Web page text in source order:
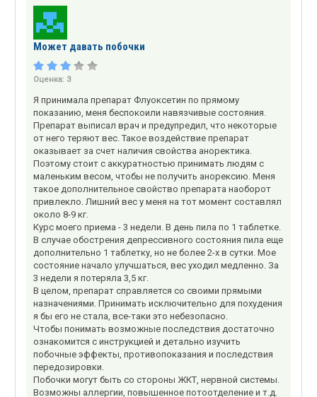
Может давать побочки
Оценка: 3
Я принимала препарат Флуоксетин по прямому
показанию, меня беспокоили навязчивые состояния.
Препарат выписал врач и предупредил, что некоторые
от него теряют вес. Такое воздействие препарат
оказывает за счет наличия свойства аноректика.
Поэтому стоит с аккуратностью принимать людям с
маленьким весом, чтобы не получить анорексию. Меня
такое дополнительное свойство препарата наоборот
привлекло. Лишний вес у меня на тот момент составлял
около 8-9 кг.
Курс моего приема - 3 недели. В день пила по 1 таблетке.
В случае обострения депрессивного состояния пила еще
дополнительно 1 таблетку, но не более 2-х в сутки. Мое
состояние начало улучшаться, вес уходил медленно. За
3 недели я потеряла 3,5 кг.
В целом, препарат справляется со своими прямыми
назначениями. Принимать исключительно для похудения
я бы его не стала, все-таки это небезопасно.
Чтобы понимать возможные последствия достаточно
ознакомится с инструкцией и детально изучить
побочные эффекты, противопоказания и последствия
передозировки.
Побочки могут быть со стороны ЖКТ, нервной системы.
Возможны аллергии, повышенное потоотделение и т.д.